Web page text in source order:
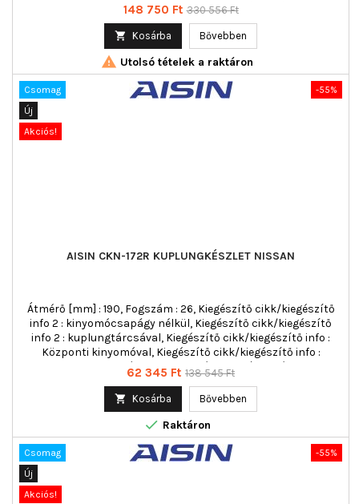
kuplung nyomólappal, többrészes : háromrészes
Ár
148 750 Ft Normál
330 556 Ft
 Kosárba Bővebben
 Utolsó tételek a raktáron
-55%
Csomag
Új
Akciós!
AISIN CKN-172R KUPLUNGKÉSZLET NISSAN
Átmérő [mm] : 190, Fogszám : 26, Kiegészítő cikk/kiegészítő
info 2 : kinyomócsapágy nélkül, Kiegészítő cikk/kiegészítő
info 2 : kuplungtárcsával, Kiegészítő cikk/kiegészítő info :
Központi kinyomóval, Kiegészítő cikk/kiegészítő info :
kuplung nyomólappal, többrészes : háromrészes
Ár
62 345 Ft Normál
138 545 Ft
 Kosárba Bővebben
 Raktáron
-55%
Csomag
Új
Akciós!